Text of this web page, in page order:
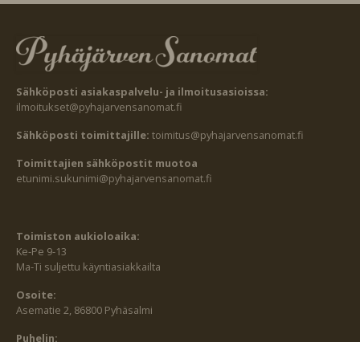
Sähköposti asiakaspalvelu- ja ilmoitusasioissa:
ilmoitukset@pyhajarvensanomat.fi
Sähköposti toimittajille: toimitus@pyhajarvensanomat.fi
Toimittajien sähköpostit muotoa
etunimi.sukunimi@pyhajarvensanomat.fi
Toimiston aukioloaika:
Ke-Pe 9-13
Ma-Ti suljettu käyntiasiakkailta
Osoite:
Asematie 2, 86800 Pyhäsalmi
Puhelin: